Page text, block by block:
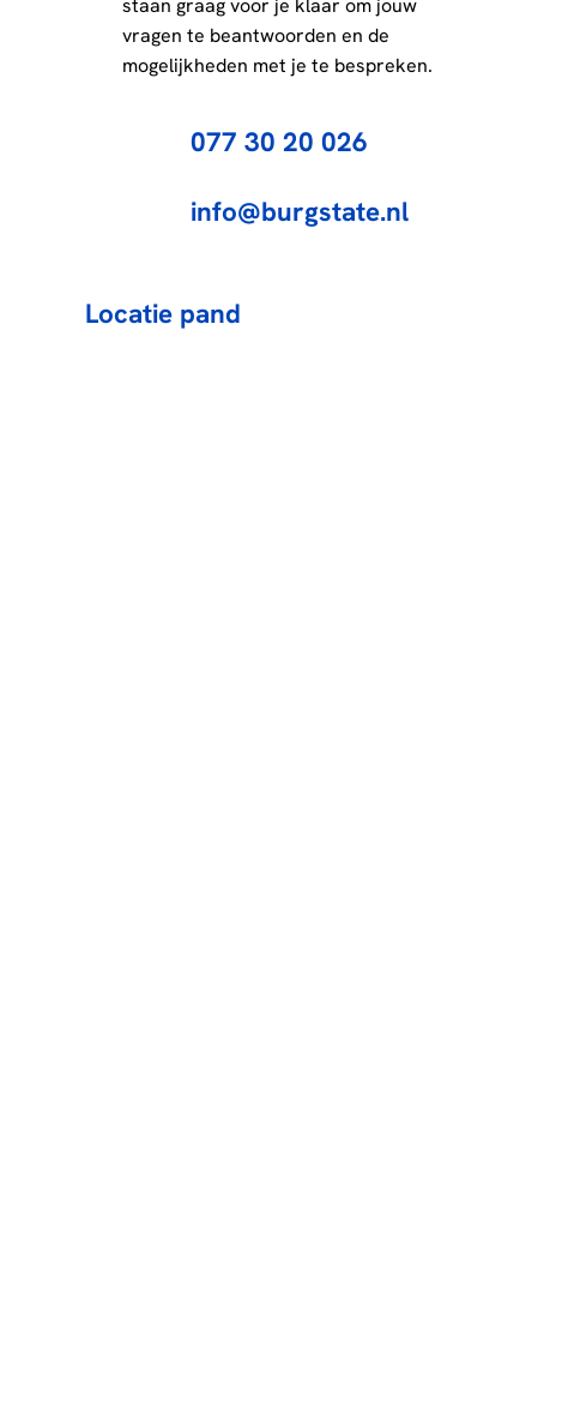
staan graag voor je klaar om jouw
vragen te beantwoorden en de
mogelijkheden met je te bespreken.
077 30 20 026
info@burgstate.nl
Locatie pand